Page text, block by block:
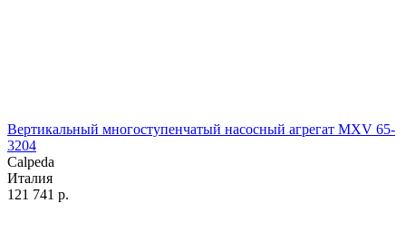
Вертикальный многоступенчатый насосный агрегат MXV 65-
3204
Calpeda
Италия
121 741 р.